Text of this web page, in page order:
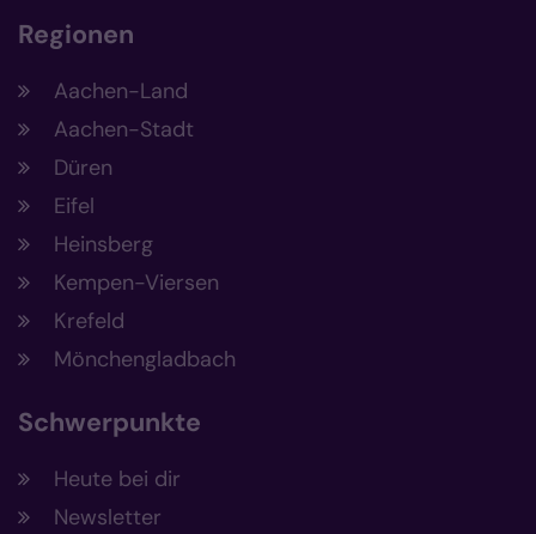
Regionen
Aachen-Land
Aachen-Stadt
Düren
Eifel
Heinsberg
Kempen-Viersen
Krefeld
Mönchengladbach
Schwerpunkte
Heute bei dir
Newsletter